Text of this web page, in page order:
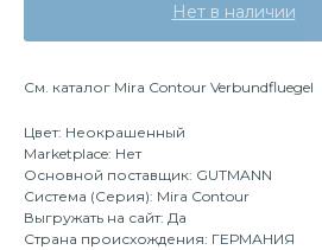
Нет в наличии
См. каталог Mira Contour Verbundfluegel
Цвет: Неокрашенный
Marketplace: Нет
Основной поставщик: GUTMANN
Система (Серия): Mira Contour
Выгружать на сайт: Да
Страна происхождения: ГЕРМАНИЯ